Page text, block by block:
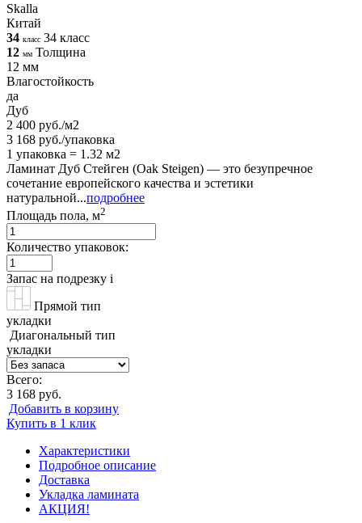
Skalla
Китай
34 класс 34 класс
12 мм Толщина
12 мм
Влагостойкость
да
Дуб
2 400 руб./м2
3 168 руб./упаковка
1 упаковка = 1.32 м2
Ламинат Дуб Стейген (Oak Steigen) — это безупречное
сочетание европейского качества и эстетики
натуральной...подробнее
Площадь пола, м2
Количество упаковок:
Запас на подрезку i
Прямой тип
укладки
Диагональный тип
укладки
Всего:
3 168 руб.
Добавить в корзину
Купить в 1 клик
Характеристики
Подробное описание
Доставка
Укладка ламината
АКЦИЯ!